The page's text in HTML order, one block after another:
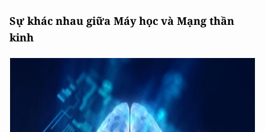
Sự khác nhau giữa Máy học và Mạng thần
kinh